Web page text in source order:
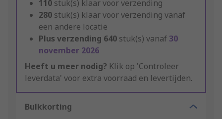
110 stuk(s) klaar voor verzending
280 stuk(s) klaar voor verzending vanaf
een andere locatie
Plus verzending 640 stuk(s) vanaf30
november 2026
Heeft u meer nodig? Klik op 'Controleer
leverdata' voor extra voorraad en levertijden.
Bulkkorting